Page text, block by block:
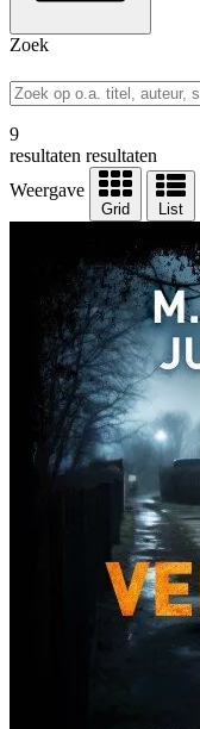
Zoek
9
resultaten resultaten
Weergave
Grid List